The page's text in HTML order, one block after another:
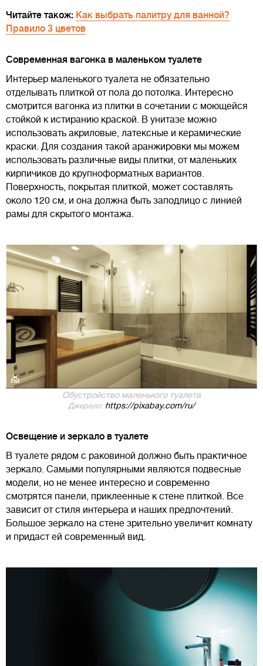
Читайте також: Как выбрать палитру для ванной?
Правило 3 цветов
Современная вагонка в маленьком туалете
Интерьер маленького туалета не обязательно
отделывать плиткой от пола до потолка. Интересно
смотрится вагонка из плитки в сочетании с моющейся
стойкой к истиранию краской. В унитазе можно
использовать акриловые, латексные и керамические
краски. Для создания такой аранжировки мы можем
использовать различные виды плитки, от маленьких
кирпичиков до крупноформатных вариантов.
Поверхность, покрытая плиткой, может составлять
около 120 см, и она должна быть заподлицо с линией
рамы для скрытого монтажа.
Обустройство маленького туалета
Джерело: https://pixabay.com/ru/
Освещение и зеркало в туалете
В туалете рядом с раковиной должно быть практичное
зеркало. Самыми популярными являются подвесные
модели, но не менее интересно и современно
смотрятся панели, приклеенные к стене плиткой. Все
зависит от стиля интерьера и наших предпочтений.
Большое зеркало на стене зрительно увеличит комнату
и придаст ей современный вид.